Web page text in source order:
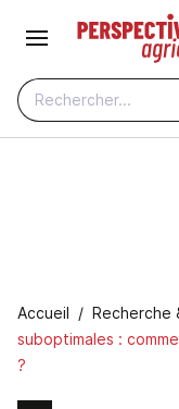
Aller au contenu principal
Rechercher...
Fil d'Ariane
Accueil Recherche
suboptimales :
?